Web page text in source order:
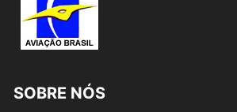
SOBRE NÓS